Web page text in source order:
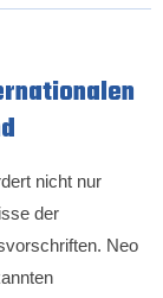
nicht nur
der
Neo